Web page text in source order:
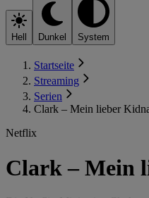
Hell Dunkel System
Startseite
Streaming
Serien
Clark – Mein lieber
Netflix
Clark – Mein